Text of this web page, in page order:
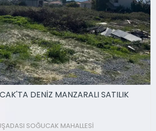
DENİZ MANZARALI SATILIK
SOĞUCAK MAHALLESİ